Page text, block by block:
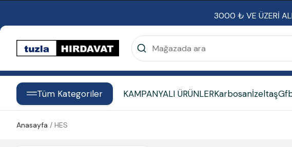
3000 ₺ VE ÜZERİ
Tüm Kategoriler KAMPANYALI ÜRÜNLERKarbosanİzeltaş
Anasayfa / HES